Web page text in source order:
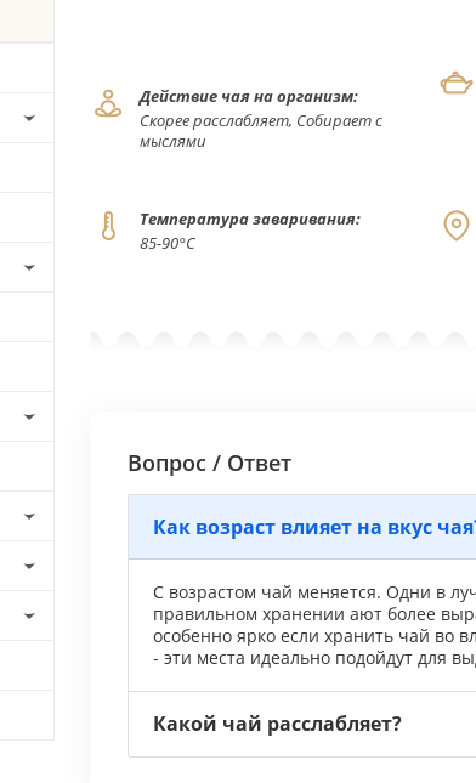
Действие чая на организм:
Скорее расслабляет, Собирает с
мыслями
Температура заваривания:
85-90°С
Вопрос / Ответ
Как возраст влияет на вкус
С возрастом чай меняется. Одни в
правильном хранении ают более
особенно ярко если хранить чай во
- эти места идеально подойдут для
Какой чай расслабляет?